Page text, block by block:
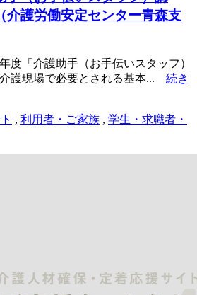
介護労働安定センター青森支
度「介護助手（お手伝いスタッフ）
護現場で必要とされる基本... 続き
, 利用者・ご家族 , 学生・求職者・